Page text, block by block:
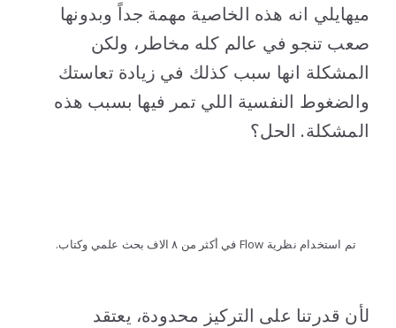
ميهايلي انه هذه الخاصية مهمة جداً وبدونها
صعب تنجو في عالم كله مخاطر، ولكن
المشكلة انها سبب كذلك في زيادة تعاستك
والضغوط النفسية اللي تمر فيها بسبب هذه
المشكلة. الحل؟
تم استخدام نظرية Flow في أكثر من ٨ الاف بحث علمي وكتاب.
لأن قدرتنا على التركيز محدودة، يعتقد